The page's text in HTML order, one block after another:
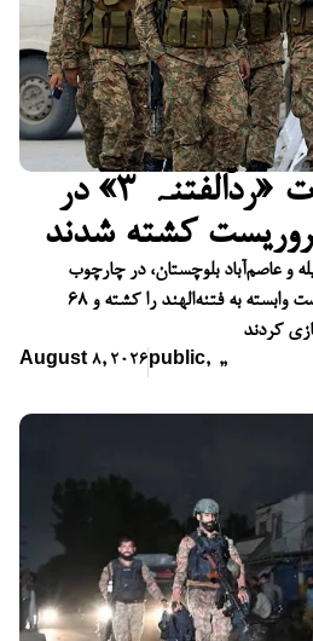
بلوچستان: عملیات «ردّالفتنہ ۳» در
و عاصم‌آباد بلوچستان، در چارچوب
عملیات «ردّالفتنہ ۳»، ۳ تروریست وابسته به فتنه‌الهند را کشته و ۶۸
کردند
August 8, 2026 public, ,,